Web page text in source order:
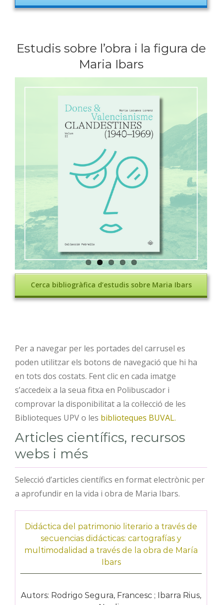
Estudis sobre l’obra i la figura de
Maria Ibars
Cerca bibliogràfica d’estudis sobre Maria Ibars
Per a navegar per les portades del carrusel es
poden utilitzar els botons de navegació que hi ha
en tots dos costats. Fent clic en cada imatge
s’accedeix a la seua fitxa en Polibuscador i
comprovar la disponibilitat a la col·lecció de les
Biblioteques UPV o les biblioteques BUVAL.
Articles científics, recursos
webs i més
Selecció d’articles científics en format electrònic per
a aprofundir en la vida i obra de Maria Ibars.
Didáctica del patrimonio literario a través de
secuencias didácticas: cartografías y
multimodalidad a través de la obra de María
Ibars
Autors: Rodrigo Segura, Francesc ; Ibarra Rius,